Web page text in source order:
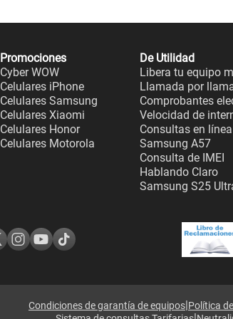
Promociones
Cyber WOW
Celulares iPhone
Celulares Samsung
Celulares Xiaomi
Celulares Honor
Celulares Motorola
De Utilidad
Libera tu equipo
Llamada por
Comprobantes
Velocidad de
Consultas en línea
Samsung A57
Consulta de IMEI
Hablando Claro
Samsung S25
Condiciones de garantía de equipos|Política